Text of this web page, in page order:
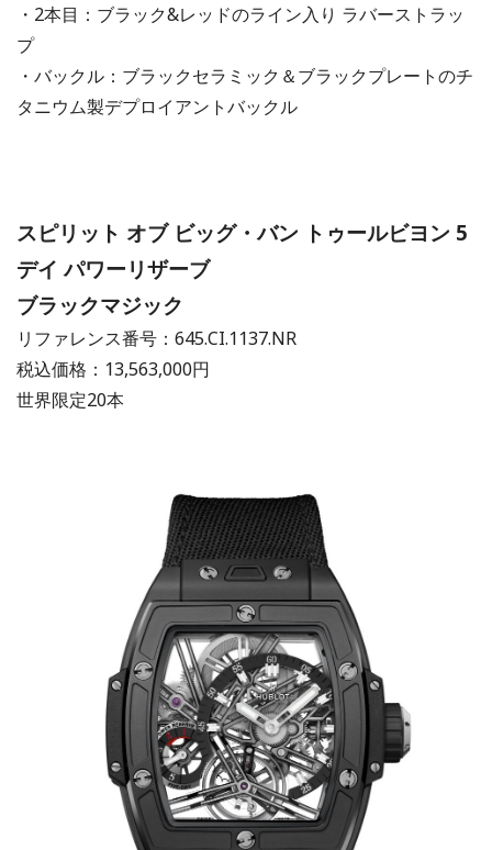
・2本目：ブラック&レッドのライン入り ラバーストラッ
プ
・バックル：ブラックセラミック＆ブラックプレートのチ
タニウム製デプロイアントバックル
スピリット オブ ビッグ・バン トゥールビヨン 5
デイ パワーリザーブ
ブラックマジック
リファレンス番号：645.CI.1137.NR
税込価格：13,563,000円
世界限定20本